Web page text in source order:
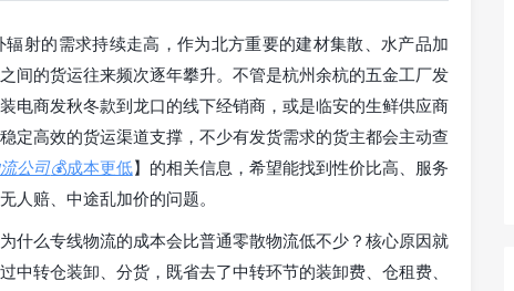
射的需求持续走高，作为北方重要的建材集散、水产品加
间的货运往来频次逐年攀升。不管是杭州余杭的五金工厂发
电商发秋冬款到龙口的线下经销商，或是临安的生鲜供应商
定高效的货运渠道支撑，不少有发货需求的货主都会主动查
公司💰成本更低】的相关信息，希望能找到性价比高、服务
人赔、中途乱加价的问题。
什么专线物流的成本会比普通零散物流低不少？核心原因就
中转仓装卸、分货，既省去了中转环节的装卸费、仓租费、